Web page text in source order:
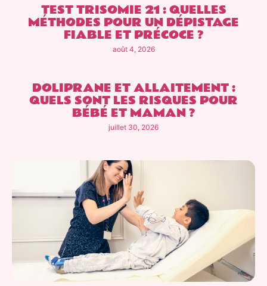
TEST TRISOMIE 21 : QUELLES
MÉTHODES POUR UN DÉPISTAGE
FIABLE ET PRÉCOCE ?
août 4, 2026
DOLIPRANE ET ALLAITEMENT :
QUELS SONT LES RISQUES POUR
BÉBÉ ET MAMAN ?
juillet 30, 2026